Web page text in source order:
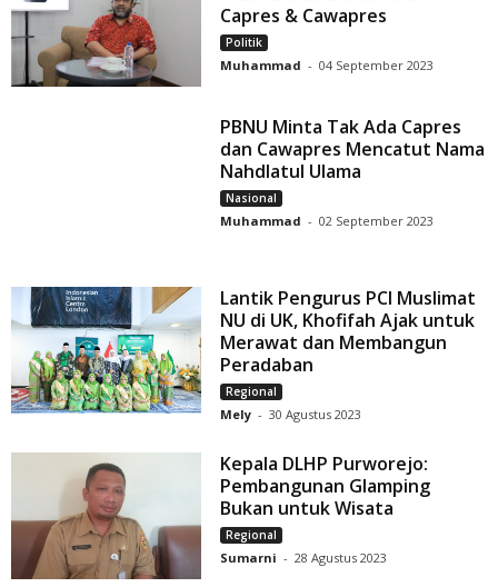
Capres & Cawapres
Politik
Muhammad - 04 September 2023
PBNU Minta Tak Ada Capres
dan Cawapres Mencatut Nama
Nahdlatul Ulama
Nasional
Muhammad - 02 September 2023
Lantik Pengurus PCI Muslimat
NU di UK, Khofifah Ajak untuk
Merawat dan Membangun
Peradaban
Regional
Mely - 30 Agustus 2023
Kepala DLHP Purworejo:
Pembangunan Glamping
Bukan untuk Wisata
Regional
Sumarni - 28 Agustus 2023